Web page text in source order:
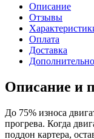
Описание
Отзывы
Оплата
Доставка
Дополнительно
Описание и
До 75% износа
прогрева. Когда
поддон картера,